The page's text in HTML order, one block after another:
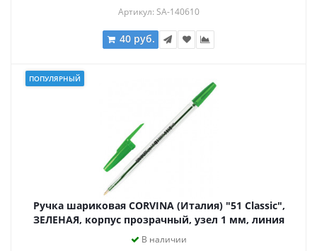
Артикул: SA-140610
40 руб.
ПОПУЛЯРНЫЙ
Ручка шариковая CORVINA (Италия) "51 Classic",
ЗЕЛЕНАЯ, корпус прозрачный, узел 1 мм, линия
письма 0,7 мм, 40163/04
В наличии